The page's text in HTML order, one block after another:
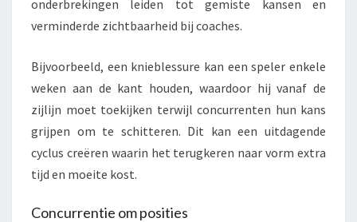
onderbrekingen leiden tot gemiste kansen en
verminderde zichtbaarheid bij coaches.
Bijvoorbeeld, een knieblessure kan een speler enkele
weken aan de kant houden, waardoor hij vanaf de
zijlijn moet toekijken terwijl concurrenten hun kans
grijpen om te schitteren. Dit kan een uitdagende
cyclus creëren waarin het terugkeren naar vorm extra
tijd en moeite kost.
Concurrentie om posities